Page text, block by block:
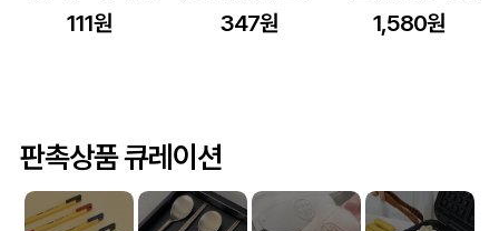
111원 347원 1,580원
판촉상품 큐레이션